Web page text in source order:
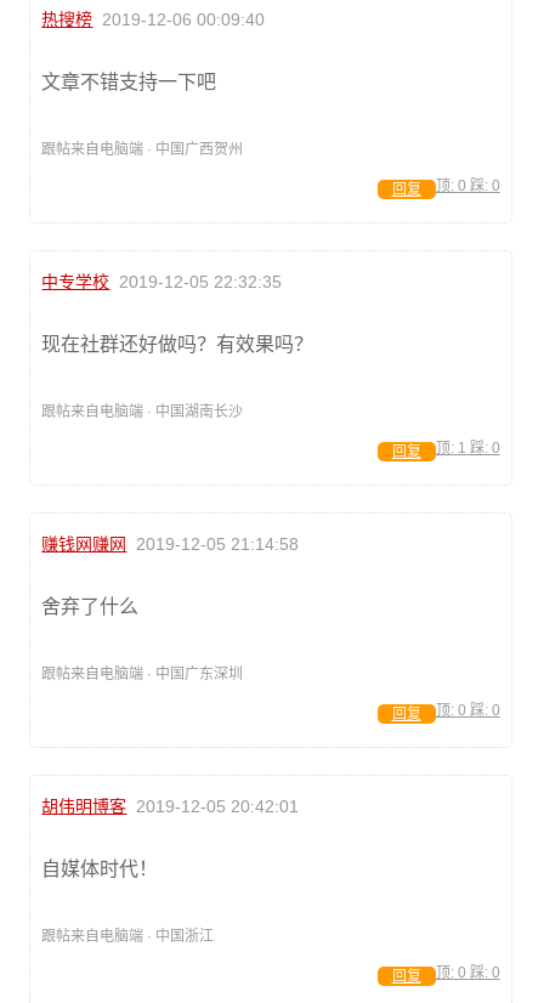
热搜榜 2019-12-06 00:09:40
文章不错支持一下吧
跟帖来自电脑端 · 中国广西贺州
顶: 0 踩: 0
回复
中专学校 2019-12-05 22:32:35
现在社群还好做吗？有效果吗？
跟帖来自电脑端 · 中国湖南长沙
顶: 1 踩: 0
回复
赚钱网赚网 2019-12-05 21:14:58
舍弃了什么
跟帖来自电脑端 · 中国广东深圳
顶: 0 踩: 0
回复
胡伟明博客 2019-12-05 20:42:01
自媒体时代！
跟帖来自电脑端 · 中国浙江
顶: 0 踩: 0
回复